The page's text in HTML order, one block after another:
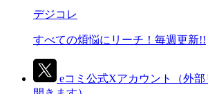
デジコレ
すべての煩悩にリーチ！毎週更新!!
eコミ公式Xアカウント
（外